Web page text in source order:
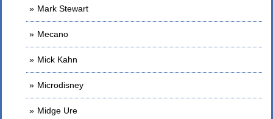
Mark Stewart
Mecano
Mick Kahn
Microdisney
Midge Ure